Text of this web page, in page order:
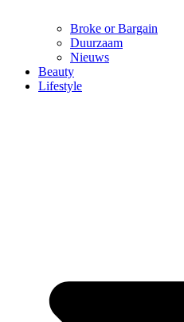
Broke or Bargain
Duurzaam
Nieuws
Beauty
Lifestyle